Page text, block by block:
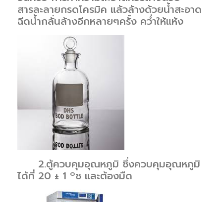
สารละลายกรดโครมิค แล้วล้างด้วยน้ำสะอาด
ฉีดน้ำกลั่นล้างอีกหลายๆครั้ง คว่ำให้แห้ง
2.ตู้ควบคุมอุณหภูมิ ซึ่งควบคุมอุณหภูมิ
ได้ที่ 20 ± 1 ๐ซ และต้องมืด